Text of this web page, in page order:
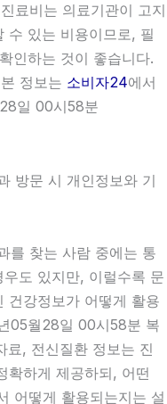
료비는 의료기관이 고지
수 있는 비용이므로, 필
인하는 것이 좋습니다.
정보는 소비자24에서
일 00시58분
방문 시 개인정보와 기
를 찾는 사람 중에는 통
도 있지만, 이럴수록 문
건강정보가 어떻게 활용
05월28일 00시58분 복
료, 전신질환 정보는 진
확하게 제공하되, 어떤
어떻게 활용되는지는 설